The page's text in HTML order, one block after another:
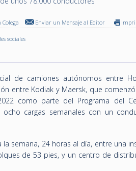
Enviar un Mensaje al Editor
sociales
de camiones autónomos entre
entre Kodiak y Maersk, que
como parte del Programa del
cargas semanales con un
semana, 24 horas al día, entre una
de 53 pies, y un centro de